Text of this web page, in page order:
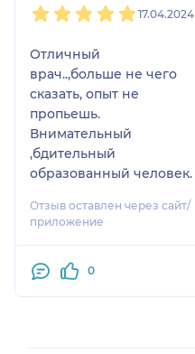
17.04.2024
Отличный
врач..,больше не чего
сказать, опыт не
пропьешь.
Внимательный
,бдительный
образованный человек.
Отзыв оставлен через сайт/
приложение
0